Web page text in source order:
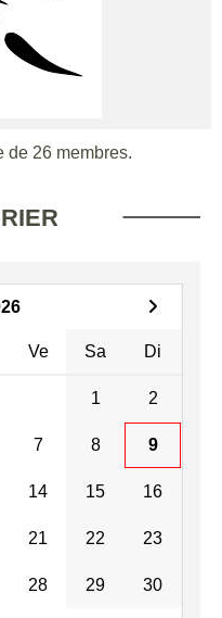
de 26 membres.
Ve Sa Di
1 2
7 8 9
14 15 16
21 22 23
28 29 30